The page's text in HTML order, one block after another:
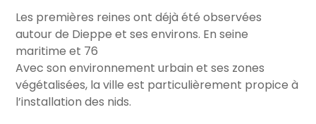
Les premières reines ont déjà été observées
autour de Dieppe et ses environs. En seine
maritime et 76
Avec son environnement urbain et ses zones
végétalisées, la ville est particulièrement propice à
l’installation des nids.